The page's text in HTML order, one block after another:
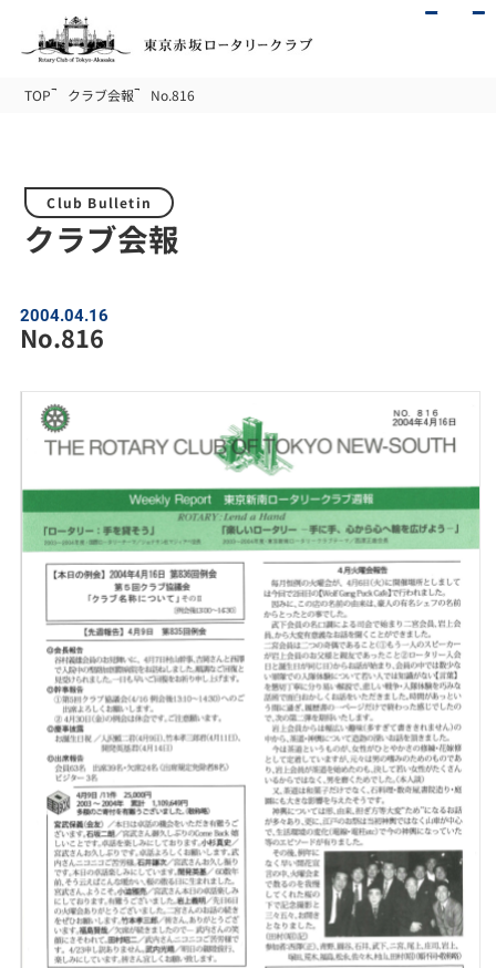
TOP クラブ会報 No.816
Club Bulletin
クラブ会報
2004.04.16
No.816